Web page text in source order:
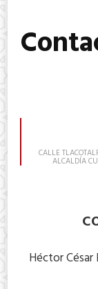
CALLE
ALCALDÍA
Héctor César